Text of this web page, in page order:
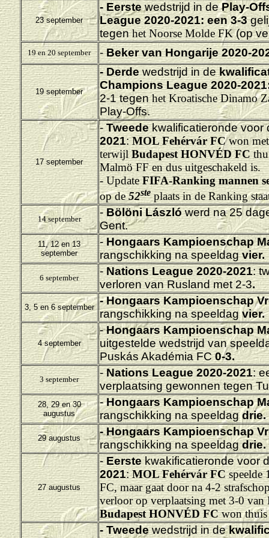
23 september
- Eerstewedstrijd in dePlay-
League 2020-2021: een 3-3
tegenhet Noorse Molde FK(op
19 en 20 september -Beker van Hongarije 2020-
19 september
- Derdewedstrijd in de
Champions League 2020-
2-1 tegenhet Kroatische Dinamo
Play-Offs.
17 september
-Tweedekwalificatieronde voor
2021:MOL Fehérvár FCwon met
terwijlBudapest HONVÉD FC
Malmö FF en dus uitgeschakeld is.
- Update FIFA-Ranking mannen
op de52steplaats in de Ranking
14 september
-Bölöni Lászlówerd na 25
Gent.
11, 12 en 13
september
-Hongaars Kampioenschap
rangschikking na speeldagvier.
6 september
-Nations League 2020-2021:
verloren van Rusland met 2-3.
3, 5 en 6 september
-Hongaars Kampioenschap
rangschikking na speeldagvier.
4 september
-Hongaars Kampioenschap
uitgestelde wedstrijd van
Puskás Akadémia FC0-3.
3 september
-Nations League 2020-2021:
verplaatsing gewonnen tegen
28, 29 en 30
augustus
-Hongaars Kampioenschap
rangschikking na speeldagdrie.
29 augustus
-Hongaars Kampioenschap
rangschikking na speeldagdrie.
27 augustus
-Eerstekwakificatieronde voor
2021:MOL Fehérvár FCspeelde
FC, maar gaat door na 4-2
verloor op verplaatsing met 3-0
Budapest HONVÉD FCwon thuis
- Tweedewedstrijd in de